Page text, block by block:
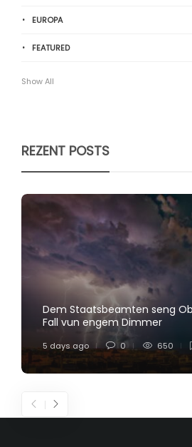
EUROPA
FEATURED
Show All
REZENT POSTS
Dem Staatsbeamten seng
Fall vun engem Dimmer
5 days ago 0 650